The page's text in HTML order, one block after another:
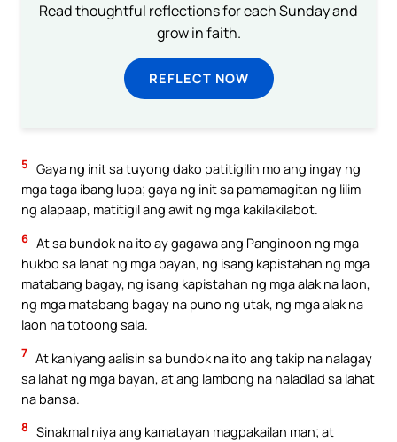
Read thoughtful reflections for each Sunday and
grow in faith.
REFLECT NOW
5 Gaya ng init sa tuyong dako patitigilin mo ang ingay ng
mga taga ibang lupa; gaya ng init sa pamamagitan ng lilim
ng alapaap, matitigil ang awit ng mga kakilakilabot.
6 At sa bundok na ito ay gagawa ang Panginoon ng mga
hukbo sa lahat ng mga bayan, ng isang kapistahan ng mga
matabang bagay, ng isang kapistahan ng mga alak na laon,
ng mga matabang bagay na puno ng utak, ng mga alak na
laon na totoong sala.
7 At kaniyang aalisin sa bundok na ito ang takip na nalagay
sa lahat ng mga bayan, at ang lambong na naladlad sa lahat
na bansa.
8 Sinakmal niya ang kamatayan magpakailan man; at